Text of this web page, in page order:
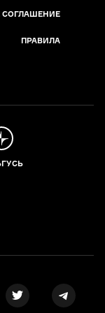
СОГЛАШЕНИЕ
ПРАВИЛА